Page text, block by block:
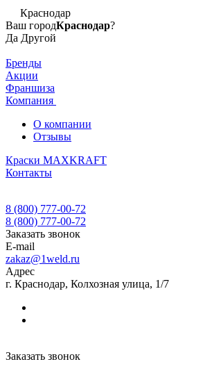
Краснодар
Ваш городКраснодар?
Да Другой
Бренды
Акции
Франшиза
Компания
О компании
Отзывы
Краски MAXKRAFT
Контакты
8 (800) 777-00-72
8 (800) 777-00-72
Заказать звонок
E-mail
zakaz@1weld.ru
Адрес
г. Краснодар, Колхозная улица, 1/7
Заказать звонок